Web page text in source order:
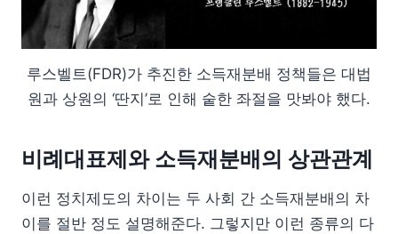
루스벨트(FDR)가 추진한 소득재분배 정책들은 대법
원과 상원의 ‘딴지’로 인해 숱한 좌절을 맛봐야 했다.
비례대표제와 소득재분배의 상관관계
이런 정치제도의 차이는 두 사회 간 소득재분배의 차
이를 절반 정도 설명해준다. 그렇지만 이런 종류의 다